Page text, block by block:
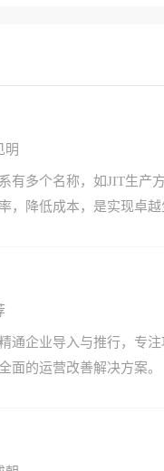
明
有多个名称，如JIT生
，降低成本，是实现卓
通企业导入与推行，专
面的运营改善解决方案。